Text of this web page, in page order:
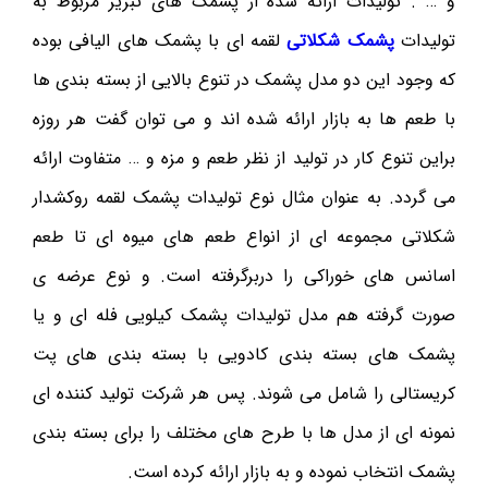
تولیداتپشمک شکلاتیلقمه ای با پشمک های الیافی بوده
که وجود این دو مدل پشمک در تنوع بالایی از بسته بندی ها
با طعم ها به بازار ارائه شده اند و می توان گفت هر روزه
براین تنوع کار در تولید از نظر طعم و مزه و … متفاوت ارائه
می گردد. به عنوان مثال نوع تولیدات پشمک لقمه روکشدار
شکلاتی مجموعه ای از انواع طعم های میوه ای تا طعم
اسانس های خوراکی را دربرگرفته است. و نوع عرضه ی
صورت گرفته هم مدل تولیدات پشمک کیلویی فله ای و یا
پشمک های بسته بندی کادویی با بسته بندی های پت
کریستالی را شامل می شوند. پس هر شرکت تولید کننده ای
نمونه ای از مدل ها با طرح های مختلف را برای بسته بندی
پشمک انتخاب نموده و به بازار ارائه کرده است.